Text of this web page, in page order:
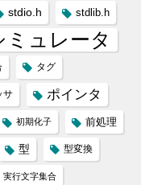
stdio.h stdlib.h
ミュレータ
タグ
サ ポインタ
初期化子 前処理
型 型変換
実行文字集合